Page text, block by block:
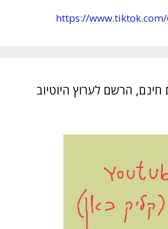
https://
הרשם לערוץ היוטיוב